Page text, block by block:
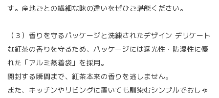
す。産地ごとの繊細な味の違いをぜひご堪能ください。
（３）香りを守るパッケージと洗練されたデザイン デリケート
な紅茶の香りを守るため、パッケージには遮光性・防湿性に優
れた「アルミ蒸着袋」を採用。
開封する瞬間まで、紅茶本来の香りを逃しません。
また、キッチンやリビングに置いても馴染むシンプルでおしゃ